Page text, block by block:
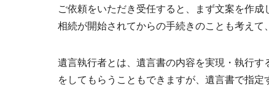
ご依頼をいただき受任すると、まず文案を作成
相続が開始されてからの手続きのことも考えて、
遺言執行者とは、遺言書の内容を実現・執行
をしてもらうこともできますが、遺言書で指定